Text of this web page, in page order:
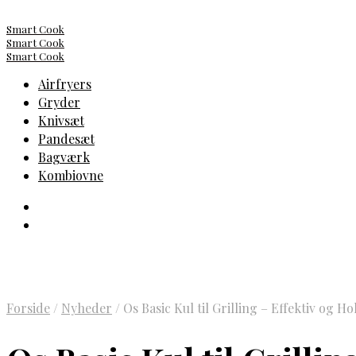
Smart Cook
Smart Cook
Smart Cook
Airfryers
Gryder
Knivsæt
Pandesæt
Bagværk
Kombiovne
Forside / Nyheder / Os Basic Kul til Grilling – Effektiv og